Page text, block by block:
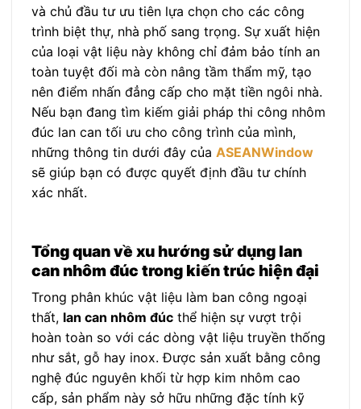
và chủ đầu tư ưu tiên lựa chọn cho các công
trình biệt thự, nhà phố sang trọng. Sự xuất hiện
của loại vật liệu này không chỉ đảm bảo tính an
toàn tuyệt đối mà còn nâng tầm thẩm mỹ, tạo
nên điểm nhấn đẳng cấp cho mặt tiền ngôi nhà.
Nếu bạn đang tìm kiếm giải pháp thi công nhôm
đúc lan can tối ưu cho công trình của mình,
những thông tin dưới đây của ASEANWindow
sẽ giúp bạn có được quyết định đầu tư chính
xác nhất.
Tổng quan về xu hướng sử dụng lan
can nhôm đúc trong kiến trúc hiện đại
Trong phân khúc vật liệu làm ban công ngoại
thất, lan can nhôm đúc thể hiện sự vượt trội
hoàn toàn so với các dòng vật liệu truyền thống
như sắt, gỗ hay inox. Được sản xuất bằng công
nghệ đúc nguyên khối từ hợp kim nhôm cao
cấp, sản phẩm này sở hữu những đặc tính kỹ